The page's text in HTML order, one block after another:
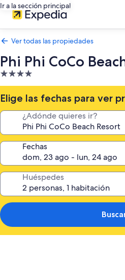
Ir a la sección principal
Ver todas las propiedades
Phi Phi CoCo
Propiedad
de
4.0
estrellas
Elige las fechas para ver
¿Adónde quieres ir?
Fechas
Huéspedes